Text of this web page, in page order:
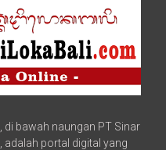
, di bawah naungan PT Sinar
adalah portal digital yang